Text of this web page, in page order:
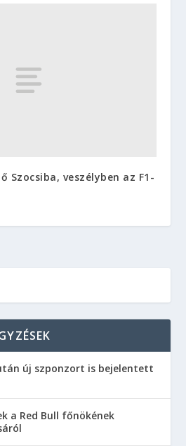
veszélyben az F1-
új szponzort is bejelentett
a Red Bull főnökének